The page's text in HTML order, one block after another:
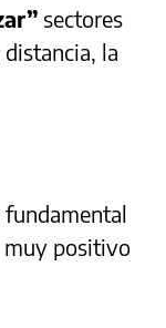
sectores
la
fundamental
muy positivo